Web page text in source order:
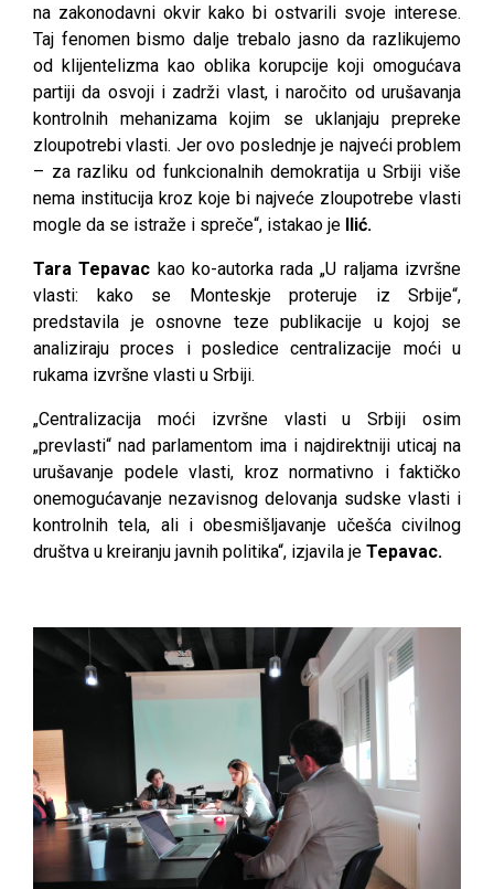
na zakonodavni okvir kako bi ostvarili svoje interese.
Taj fenomen bismo dalje trebalo jasno da razlikujemo
od klijentelizma kao oblika korupcije koji omogućava
partiji da osvoji i zadrži vlast, i naročito od urušavanja
kontrolnih mehanizama kojim se uklanjaju prepreke
zloupotrebi vlasti. Jer ovo poslednje je najveći problem
– za razliku od funkcionalnih demokratija u Srbiji više
nema institucija kroz koje bi najveće zloupotrebe vlasti
mogle da se istraže i spreče“, istakao je Ilić.
Tara Tepavac kao ko-autorka rada „U raljama izvršne
vlasti: kako se Monteskje proteruje iz Srbije“,
predstavila je osnovne teze publikacije u kojoj se
analiziraju proces i posledice centralizacije moći u
rukama izvršne vlasti u Srbiji.
„Centralizacija moći izvršne vlasti u Srbiji osim
„prevlasti“ nad parlamentom ima i najdirektniji uticaj na
urušavanje podele vlasti, kroz normativno i faktičko
onemogućavanje nezavisnog delovanja sudske vlasti i
kontrolnih tela, ali i obesmišljavanje učešća civilnog
društva u kreiranju javnih politika“, izjavila je Tepavac.